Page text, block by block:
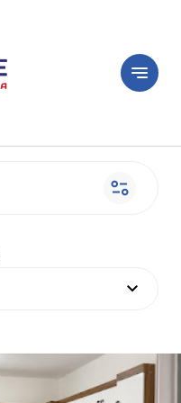
notes
page_info
keyboard_arrow_down